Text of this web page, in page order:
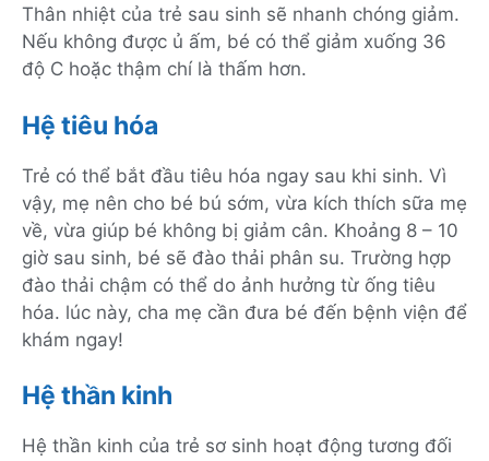
Thân nhiệt của trẻ sau sinh sẽ nhanh chóng giảm.
Nếu không được ủ ấm, bé có thể giảm xuống 36
độ C hoặc thậm chí là thấm hơn.
Hệ tiêu hóa
Trẻ có thể bắt đầu tiêu hóa ngay sau khi sinh. Vì
vậy, mẹ nên cho bé bú sớm, vừa kích thích sữa mẹ
về, vừa giúp bé không bị giảm cân. Khoảng 8 – 10
giờ sau sinh, bé sẽ đào thải phân su. Trường hợp
đào thải chậm có thể do ảnh hưởng từ ống tiêu
hóa. lúc này, cha mẹ cần đưa bé đến bệnh viện để
khám ngay!
Hệ thần kinh
Hệ thần kinh của trẻ sơ sinh hoạt động tương đối